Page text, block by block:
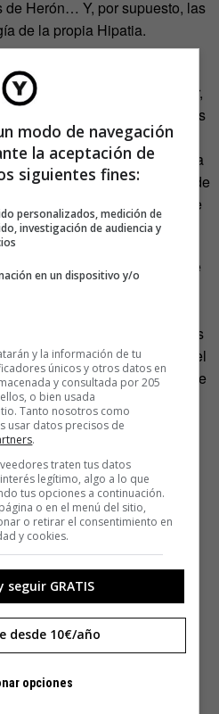
de Herón… Y, por supuesto, las
de la propia Hipatia.
de aquella intelectual egipcia
de la Educación de Qatar,
sucursales de algunas
del mundo. Otro proyecto
Hay que tener en cuenta
fue la primera universidad de
mil alumnos provenientes de
entonces conocidos.
la Educación abarca catorce
afueras de Noha. Con su
negro de la cultura. El que
Dos mujeres con creencias
fe compartida: la de que solo el
las heridas que el mundo se
de su historia.
modo de navegación
la aceptación de
siguientes fines:
personalizados, medición de
investigación de audiencia y
en un dispositivo y/o
y la información de tu
únicos y otros datos en
y consultada por 205
o bien usada
Tanto nosotros como
usar datos precisos de
.
traten tus datos
legítimo, algo a lo que
tus opciones a continuación.
o en el menú del sitio,
o retirar el consentimiento en
y cookies.
seguir GRATIS
desde 10€/año
opciones